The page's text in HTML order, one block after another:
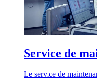
Service de
Le service de